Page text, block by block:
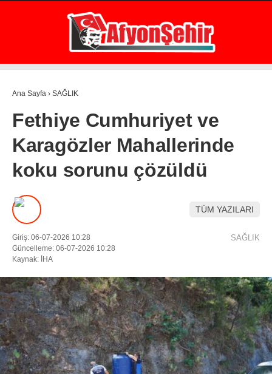
Facebook
30.3 °
AFYON
GÜNDEM
EKONOMİ
ASAYİŞ
POLİTİKA
SPOR
SAĞLIK
EĞİTİM
DIĞER
ÇEVRE
RESMI İLANLAR
E-GAZETE
Ana Sayfa › SAĞLIK
Fethiye Cumhuriyet ve
Karagözler Mahallerinde
koku sorunu çözüldü
TÜM YAZILARI
Giriş: 06-07-2026 10:28
Güncelleme: 06-07-2026 10:28
Kaynak: İHA
SAĞLIK